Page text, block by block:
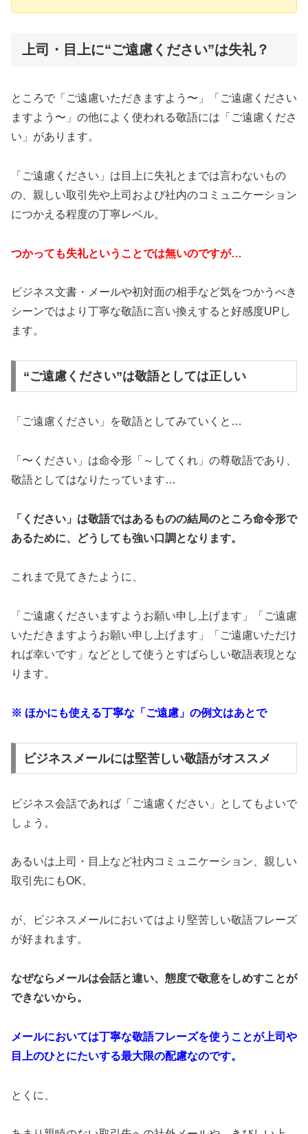
上司・目上に“ご遠慮ください”は失礼？
ところで「ご遠慮いただきますよう〜」「ご遠慮ください
ますよう〜」の他によく使われる敬語には「ご遠慮くださ
い」があります。
「ご遠慮ください」は目上に失礼とまでは言わないもの
の、親しい取引先や上司および社内のコミュニケーション
につかえる程度の丁寧レベル。
つかっても失礼ということでは無いのですが…
ビジネス文書・メールや初対面の相手など気をつかうべき
シーンではより丁寧な敬語に言い換えすると好感度UPし
ます。
“ご遠慮ください”は敬語としては正しい
「ご遠慮ください」を敬語としてみていくと…
「〜ください」は命令形「～してくれ」の尊敬語であり、
敬語としてはなりたっています…
「ください」は敬語ではあるものの結局のところ命令形で
あるために、どうしても強い口調となります。
これまで見てきたように、
「ご遠慮くださいますようお願い申し上げます」「ご遠慮
いただきますようお願い申し上げます」「ご遠慮いただけ
れば幸いです」などとして使うとすばらしい敬語表現とな
ります。
※ ほかにも使える丁寧な「ご遠慮」の例文はあとで
ビジネスメールには堅苦しい敬語がオススメ
ビジネス会話であれば「ご遠慮ください」としてもよいで
しょう。
あるいは上司・目上など社内コミュニケーション、親しい
取引先にもOK。
が、ビジネスメールにおいてはより堅苦しい敬語フレーズ
が好まれます。
なぜならメールは会話と違い、態度で敬意をしめすことが
できないから。
メールにおいては丁寧な敬語フレーズを使うことが上司や
目上のひとにたいする最大限の配慮なのです。
とくに、